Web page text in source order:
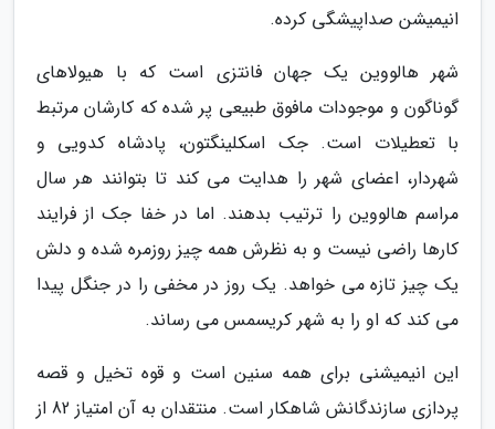
انیمیشن صداپیشگی کرده.
شهر هالووین یک جهان فانتزی است که با هیولاهای
گوناگون و موجودات مافوق طبیعی پر شده که کارشان مرتبط
با تعطیلات است. جک اسکلینگتون، پادشاه کدویی و
شهردار، اعضای شهر را هدایت می کند تا بتوانند هر سال
مراسم هالووین را ترتیب بدهند. اما در خفا جک از فرایند
کارها راضی نیست و به نظرش همه چیز روزمره شده و دلش
یک چیز تازه می خواهد. یک روز در مخفی را در جنگل پیدا
می کند که او را به شهر کریسمس می رساند.
این انیمیشنی برای همه سنین است و قوه تخیل و قصه
پردازی سازندگانش شاهکار است. منتقدان به آن امتیاز 82 از